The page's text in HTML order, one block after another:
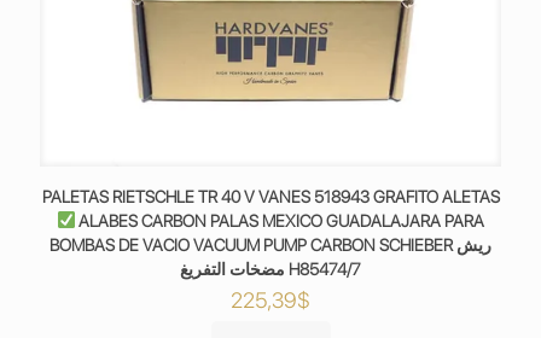
PALETAS RIETSCHLE TR 40 V VANES 518943 GRAFITO ALETAS
ALABES CARBON PALAS MEXICO GUADALAJARA PARA
BOMBAS DE VACIO VACUUM PUMP CARBON SCHIEBER ريش
مضخات التفريغ H85474/7
225,39$